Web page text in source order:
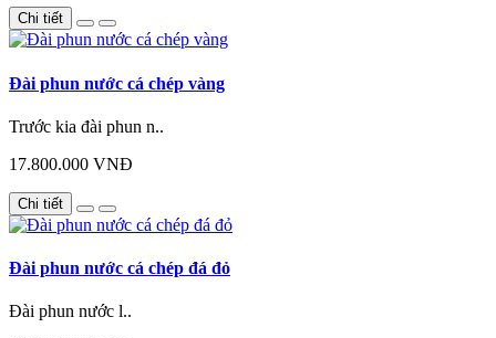
Chi tiết
Đài phun nước cá chép vàng
Trước kia đài phun n..
17.800.000 VNĐ
Chi tiết
Đài phun nước cá chép đá đỏ
Đài phun nước l..